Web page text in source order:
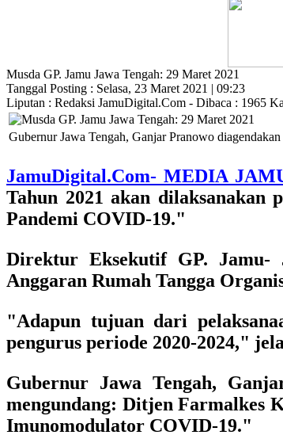
Musda GP. Jamu Jawa Tengah: 29 Maret 2021
Tanggal Posting : Selasa, 23 Maret 2021 | 09:23
Liputan : Redaksi JamuDigital.Com - Dibaca : 1965
Gubernur Jawa Tengah, Ganjar Pranowo
JamuDigital.Com- MEDIA
Tahun 2021 akan dilaksanakan
Pandemi COVID-19."
Direktur Eksekutif GP. Jamu-
Anggaran Rumah Tangga
"Adapun tujuan dari
pengurus periode 2020-2024,"
Gubernur Jawa Tengah,
mengundang: Ditjen Farmalkes
Imunomodulator COVID-19."